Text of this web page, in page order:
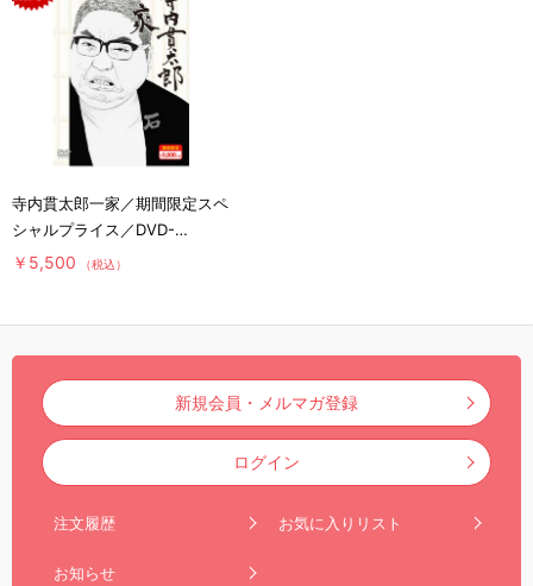
寺内貫太郎一家／期間限定スペ
シャルプライス／DVD-
BOX1（送料無料・4枚組）
￥5,500 （税込）
新規会員・メルマガ登録
ログイン
注文履歴 お気に入りリスト
お知らせ